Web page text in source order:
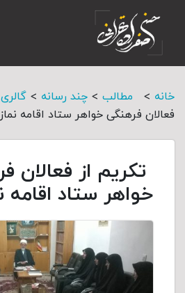
خانه > مطالب > چند رسانه >
فعالان فرهنگی خواهر ستاد اقامه نماز
تکریم از فعالان
خواهر ستاد اقامه